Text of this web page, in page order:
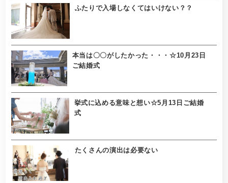
ふたりで入場しなくてはいけない？？
本当は〇〇がしたかった・・・☆10月23日
ご結婚式
挙式に込める意味と想い☆5月13日ご結婚
式
たくさんの演出は必要ない